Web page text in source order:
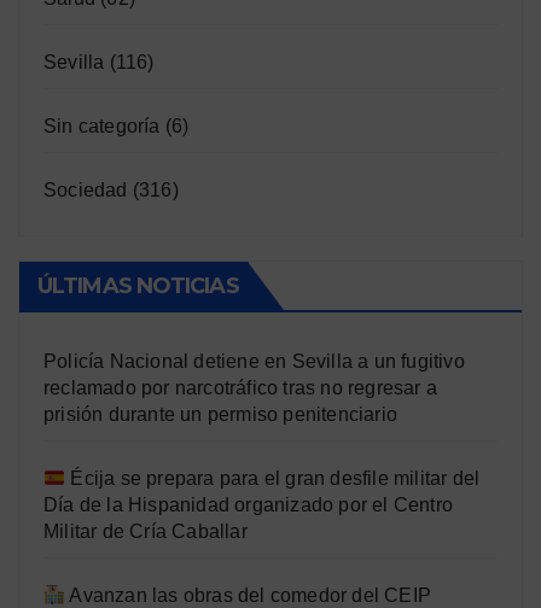
Sevilla (116)
Sin categoría (6)
Sociedad (316)
ÚLTIMAS NOTICIAS
Policía Nacional detiene en Sevilla a un fugitivo
reclamado por narcotráfico tras no regresar a
prisión durante un permiso penitenciario
Écija se prepara para el gran desfile militar del
Día de la Hispanidad organizado por el Centro
Militar de Cría Caballar
Avanzan las obras del comedor del CEIP